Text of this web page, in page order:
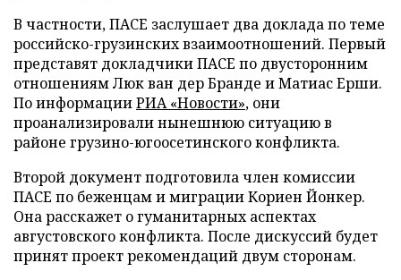
В частности, ПАСЕ заслушает два доклада по теме
российско-грузинских взаимоотношений. Первый
представят докладчики ПАСЕ по двусторонним
отношениям Люк ван дер Бранде и Матиас Ерши.
По информацииРИА «Новости», они
проанализировали нынешнюю ситуацию в
районе грузино-югоосетинского конфликта.
Второй документ подготовила член комиссии
ПАСЕ по беженцам и миграции Кориен Йонкер.
Она расскажет о гуманитарных аспектах
августовского конфликта. После дискуссий будет
принят проект рекомендаций двум сторонам.